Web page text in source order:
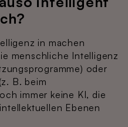
in machen
menschliche Intelligenz
oder
B. beim
immer keine KI, die
Ebenen